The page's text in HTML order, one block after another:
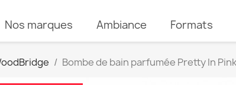
Nos marques Ambiance Formats
Bombe de bain parfumée Pretty In